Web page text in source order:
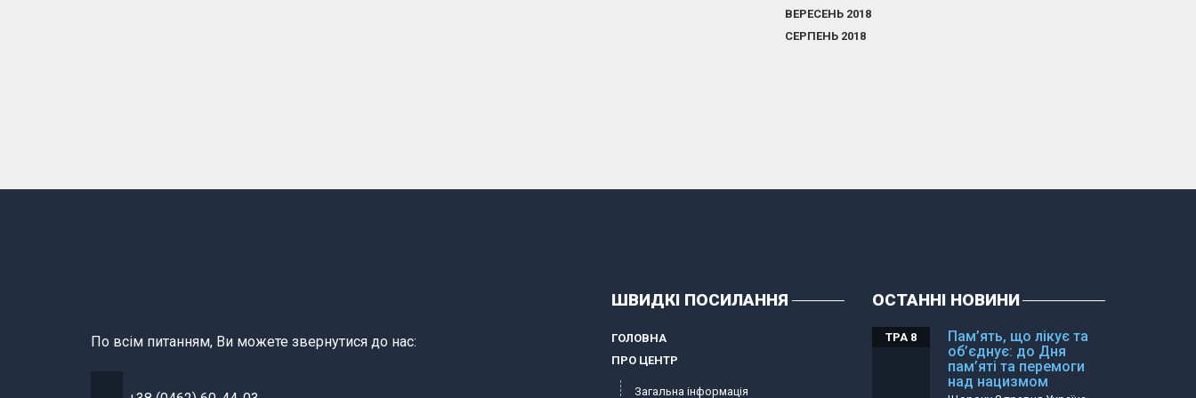
ВЕРЕСЕНЬ 2018
СЕРПЕНЬ 2018
По всім питанням, Ви можете звернутися до нас:
ШВИДКІ ПОСИЛАННЯ
ГОЛОВНА
ПРО ЦЕНТР
Загальна інформація
ОСТАННІ НОВИНИ
Пам’ять, що лікує та
об’єднує: до Дня
пам’яті та перемоги
над нацизмом
ТРА 8